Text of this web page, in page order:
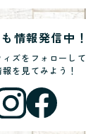
情報発信中！
ィズをフォローして
を見てみよう！